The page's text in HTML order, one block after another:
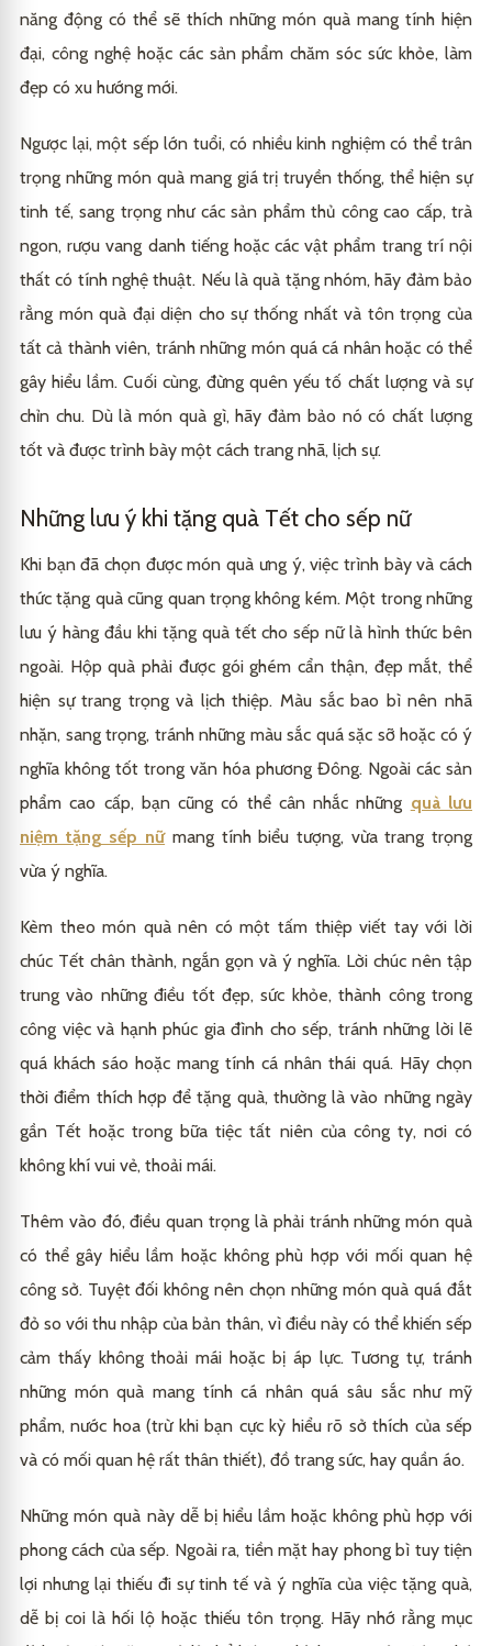
năng động có thể sẽ thích những món quà mang tính hiện
đại, công nghệ hoặc các sản phẩm chăm sóc sức khỏe, làm
đẹp có xu hướng mới.
Ngược lại, một sếp lớn tuổi, có nhiều kinh nghiệm có thể trân
trọng những món quà mang giá trị truyền thống, thể hiện sự
tinh tế, sang trọng như các sản phẩm thủ công cao cấp, trà
ngon, rượu vang danh tiếng hoặc các vật phẩm trang trí nội
thất có tính nghệ thuật. Nếu là quà tặng nhóm, hãy đảm bảo
rằng món quà đại diện cho sự thống nhất và tôn trọng của
tất cả thành viên, tránh những món quá cá nhân hoặc có thể
gây hiểu lầm. Cuối cùng, đừng quên yếu tố chất lượng và sự
chỉn chu. Dù là món quà gì, hãy đảm bảo nó có chất lượng
tốt và được trình bày một cách trang nhã, lịch sự.
Những lưu ý khi tặng quà Tết cho sếp nữ
Khi bạn đã chọn được món quà ưng ý, việc trình bày và cách
thức tặng quà cũng quan trọng không kém. Một trong những
lưu ý hàng đầu khi tặng quà tết cho sếp nữ là hình thức bên
ngoài. Hộp quà phải được gói ghém cẩn thận, đẹp mắt, thể
hiện sự trang trọng và lịch thiệp. Màu sắc bao bì nên nhã
nhặn, sang trọng, tránh những màu sắc quá sặc sỡ hoặc có ý
nghĩa không tốt trong văn hóa phương Đông. Ngoài các sản
phẩm cao cấp, bạn cũng có thể cân nhắc những quà lưu
niệm tặng sếp nữmang tính biểu tượng, vừa trang trọng
vừa ý nghĩa.
Kèm theo món quà nên có một tấm thiệp viết tay với lời
chúc Tết chân thành, ngắn gọn và ý nghĩa. Lời chúc nên tập
trung vào những điều tốt đẹp, sức khỏe, thành công trong
công việc và hạnh phúc gia đình cho sếp, tránh những lời lẽ
quá khách sáo hoặc mang tính cá nhân thái quá. Hãy chọn
thời điểm thích hợp để tặng quà, thường là vào những ngày
gần Tết hoặc trong bữa tiệc tất niên của công ty, nơi có
không khí vui vẻ, thoải mái.
Thêm vào đó, điều quan trọng là phải tránh những món quà
có thể gây hiểu lầm hoặc không phù hợp với mối quan hệ
công sở. Tuyệt đối không nên chọn những món quà quá đắt
đỏ so với thu nhập của bản thân, vì điều này có thể khiến sếp
cảm thấy không thoải mái hoặc bị áp lực. Tương tự, tránh
những món quà mang tính cá nhân quá sâu sắc như mỹ
phẩm, nước hoa (trừ khi bạn cực kỳ hiểu rõ sở thích của sếp
và có mối quan hệ rất thân thiết), đồ trang sức, hay quần áo.
Những món quà này dễ bị hiểu lầm hoặc không phù hợp với
phong cách của sếp. Ngoài ra, tiền mặt hay phong bì tuy tiện
lợi nhưng lại thiếu đi sự tinh tế và ý nghĩa của việc tặng quà,
dễ bị coi là hối lộ hoặc thiếu tôn trọng. Hãy nhớ rằng mục